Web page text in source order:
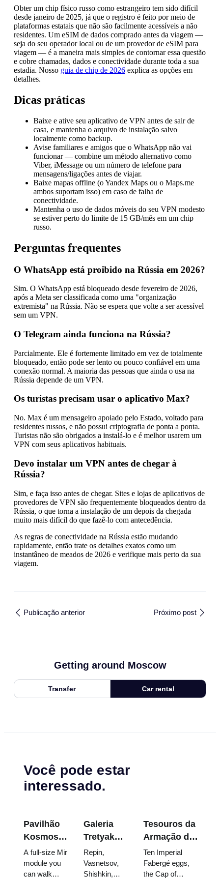
Obter um chip físico russo como estrangeiro tem sido difícil
desde janeiro de 2025, já que o registro é feito por meio de
plataformas estatais que não são facilmente acessíveis a não
residentes. Um eSIM de dados comprado antes da viagem —
seja do seu operador local ou de um provedor de eSIM para
viagem — é a maneira mais simples de contornar essa questão
e cobre chamadas, dados e conectividade durante toda a sua
estadia. Nosso guia de chip de 2026 explica as opções em
detalhes.
Dicas práticas
Baixe e ative seu aplicativo de VPN antes de sair de
casa, e mantenha o arquivo de instalação salvo
localmente como backup.
Avise familiares e amigos que o WhatsApp não vai
funcionar — combine um método alternativo como
Viber, iMessage ou um número de telefone para
mensagens/ligações antes de viajar.
Baixe mapas offline (o Yandex Maps ou o Maps.me
ambos suportam isso) em caso de falha de
conectividade.
Mantenha o uso de dados móveis do seu VPN modesto
se estiver perto do limite de 15 GB/mês em um chip
russo.
Perguntas frequentes
O WhatsApp está proibido na Rússia em 2026?
Sim. O WhatsApp está bloqueado desde fevereiro de 2026,
após a Meta ser classificada como uma "organização
extremista" na Rússia. Não se espera que volte a ser acessível
sem um VPN.
O Telegram ainda funciona na Rússia?
Parcialmente. Ele é fortemente limitado em vez de totalmente
bloqueado, então pode ser lento ou pouco confiável em uma
conexão normal. A maioria das pessoas que ainda o usa na
Rússia depende de um VPN.
Os turistas precisam usar o aplicativo Max?
No. Max é um mensageiro apoiado pelo Estado, voltado para
residentes russos, e não possui criptografia de ponta a ponta.
Turistas não são obrigados a instalá-lo e é melhor usarem um
VPN com seus aplicativos habituais.
Devo instalar um VPN antes de chegar à
Rússia?
Sim, e faça isso antes de chegar. Sites e lojas de aplicativos de
provedores de VPN são frequentemente bloqueados dentro da
Rússia, o que torna a instalação de um depois da chegada
muito mais difícil do que fazê-lo com antecedência.
As regras de conectividade na Rússia estão mudando
rapidamente, então trate os detalhes exatos como um
instantâneo de meados de 2026 e verifique mais perto da sua
viagem.
Publicação anterior Próximo post
Getting around Moscow
Transfer Car rental
Você pode estar
interessado.
Pavilhão
Kosmos
na
VDNKh:
Dentro da
A full-size Mir
module you
can walk
Galeria
Tretyakov:
As Obras-
Primas
que Vale a
Repin,
Vasnetsov,
Shishkin,
Tesouros da
Armação do
Kremlin:
Ovos
Fabergé,
Ten Imperial
Fabergé eggs,
the Cap of